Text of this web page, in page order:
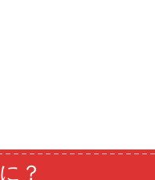
？